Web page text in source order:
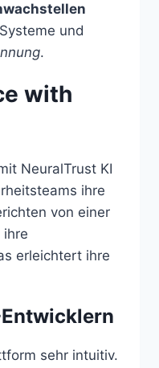
und
.
with
NeuralTrust KI
ihre
von einer
ihre
erleichtert ihre
sehr intuitiv.